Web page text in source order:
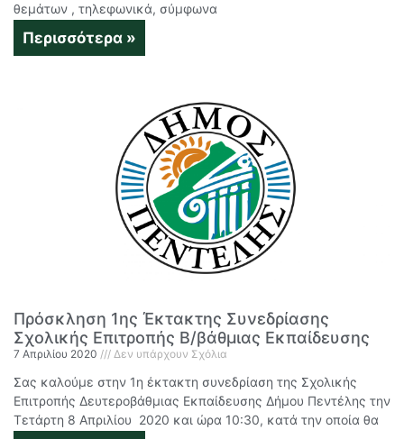
θεμάτων , τηλεφωνικά, σύμφωνα
Περισσότερα »
Πρόσκληση 1ης Έκτακτης Συνεδρίασης
Σχολικής Επιτροπής Β/βάθμιας Εκπαίδευσης
7 Απριλίου 2020 Δεν υπάρχουν Σχόλια
Σας καλούμε στην 1η έκτακτη συνεδρίαση της Σχολικής
Επιτροπής Δευτεροβάθμιας Εκπαίδευσης Δήμου Πεντέλης την
Τετάρτη 8 Απριλίου 2020 και ώρα 10:30, κατά την οποία θα